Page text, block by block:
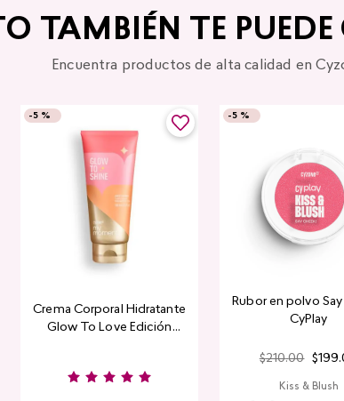
TAMBIÉN TE
Encuentra productos de alta calidad en
-5 %
Crema Corporal Hidratante
Glow To Love Edición
-5 %
Rubor en polvo
CyPlay
$210.00 $199.
Kiss & Blush